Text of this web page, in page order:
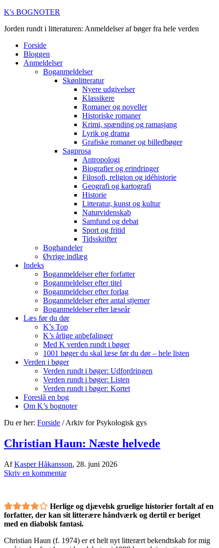
K's BOGNOTER
Jorden rundt i litteraturen: Anmeldelser af bøger fra hele verden
Forside
Bloggen
Anmeldelser
Boganmeldelser
Skønlitteratur
Nyere udgivelser
Klassikere
Romaner og noveller
Historiske romaner
Krimi, spænding og ramasjang
Lyrik og drama
Grafiske romaner og billedbøger
Sagprosa
Antropologi
Biografier og erindringer
Filosofi, religion og idéhistorie
Geografi og kartografi
Historie
Litteratur, kunst og kultur
Naturvidenskab
Samfund og debat
Sport og fritid
Tidsskrifter
Boghandeler
Øvrige indlæg
Indeks
Boganmeldelser efter forfatter
Boganmeldelser efter titel
Boganmeldelser efter forlag
Boganmeldelser efter antal stjerner
Boganmeldelser efter læseår
Læs før du dør
K’s Top
K’s årlige anbefalinger
Med K verden rundt i bøger
1001 bøger du skal læse før du dør – hele listen
Verden i bøger
Verden rundt i bøger: Udfordringen
Verden rundt i bøger: Listen
Verden rundt i bøger: Kortet
Foreslå en bog
Om K’s bognoter
Du er her: Forside /Arkiv for Psykologisk gys
Christian Haun: Næste helvede
AfKasper Håkansson, 28. juni 2026
Skriv en kommentar
Herlige og djævelsk gruelige historier fortalt af en
forfatter, der kan sit litterære håndværk og dertil er beriget
med en diabolsk fantasi.
Christian Haun (f. 1974) er et helt nyt litterært bekendtskab for mig